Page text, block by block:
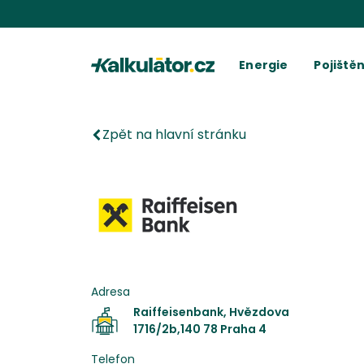
Kalkulátor.cz Energie
Kalkulačka elektřiny
Povinné
Zpět na hlavní stránku
Adresa
Raiffeisenbank, Hvězdova
1716/2b,140 78 Praha 4
Telefon